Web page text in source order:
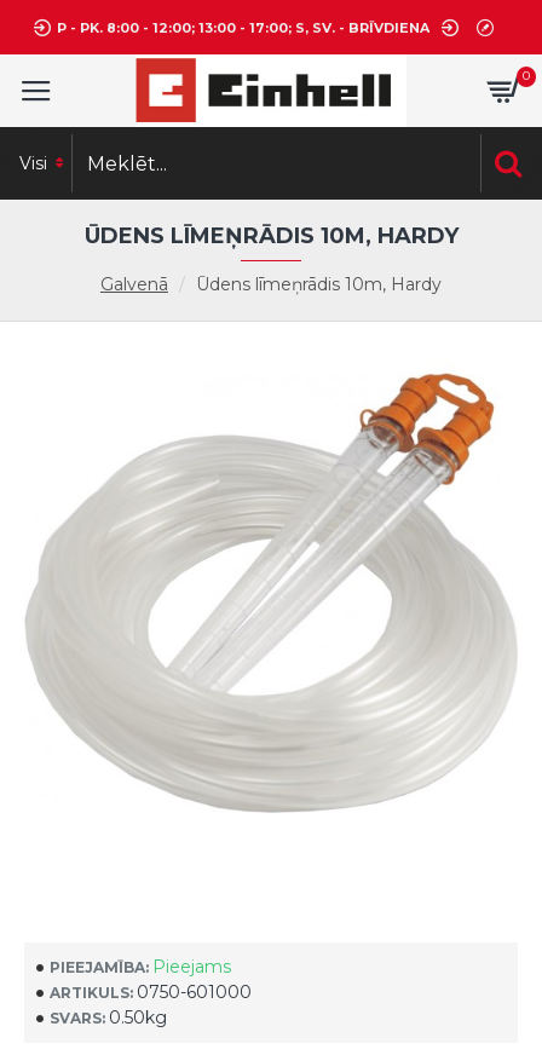
P - PK. 8:00 - 12:00; 13:00 - 17:00; S, SV. - BRĪVDIENA
0
Visi
Galvenā Ūdens līmeņrādis 10m, Hardy
ŪDENS LĪMEŅRĀDIS 10M, HARDY
PIEEJAMĪBA: Pieejams
ARTIKULS: 0750-601000
SVARS: 0.50kg